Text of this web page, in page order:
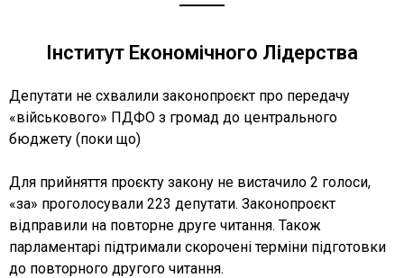
Інститут Економічного Лідерства
Депутати не схвалили законопроєкт про передачу
«військового» ПДФО з громад до центрального
бюджету (поки що)
Для прийняття проєкту закону не вистачило 2 голоси,
«за» проголосували 223 депутати. Законопроєкт
відправили на повторне друге читання. Також
парламентарі підтримали скорочені терміни підготовки
до повторного другого читання.